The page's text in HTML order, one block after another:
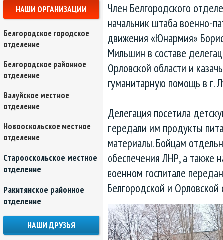
Член Белгородского
начальник штаба военно-
движения «Юнармия»
Мильшин в составе
Орловской области и
гуманитарную помощь в г.
Делегация посетила
передали им продукты
материалы. Бойцам
обеспечения ЛНР, а также
военном госпитале
Белгородской и Орловской
НАШИ ОРГАНИЗАЦИИ
Белгородское городское
отделение
Белгородское районное
отделение
Валуйское местное
отделение
Новооскольское местное
отделение
Старооскольское местное
отделение
Ракитянское районное
отделение
НАШИ ДРУЗЬЯ